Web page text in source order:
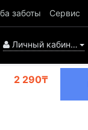
заботы Сервис
Личный кабинет
2 290₸